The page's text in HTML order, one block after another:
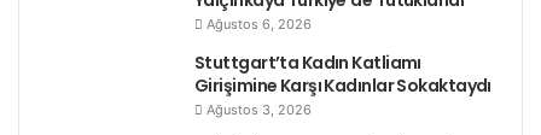
Ağustos 6, 2026
Stuttgart’ta Kadın Katliamı
Girişimine Karşı Kadınlar Sokaktaydı
Ağustos 3, 2026